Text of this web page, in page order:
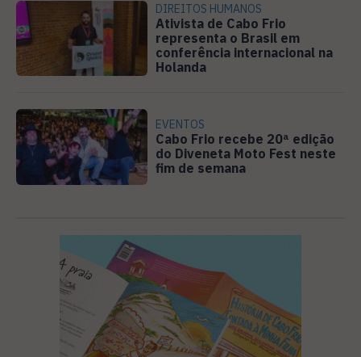
DIREITOS HUMANOS
Ativista de Cabo Frio
representa o Brasil em
conferência internacional na
Holanda
EVENTOS
Cabo Frio recebe 20ª edição
do Diveneta Moto Fest neste
fim de semana